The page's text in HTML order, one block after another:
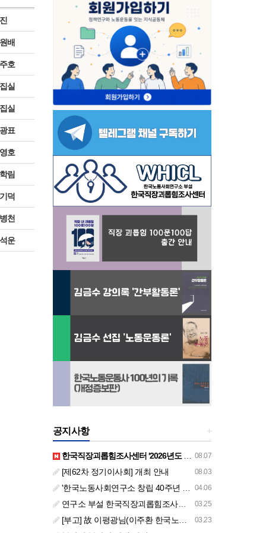
배
호
실
실
표
호
림
덕
천
운
+
공지사항
08.07
한국직장괴롭힘조사센터 '2026년도 하반기 주요 사업 안내' (교육/컨설팅)
08.03
[제62차 정기이사회] 개최 안내
04.06
'한국노동사회연구소 창립 40주년 기념 행사 안내'
03.25
연구소 부설 한국직장괴롭힘조사센터 '2026년도 주요 사업 안내' (교육/컨설팅)
03.23
[부고] 故 이평광님(이주환 한국노동사회연구소 부소장 부친상)